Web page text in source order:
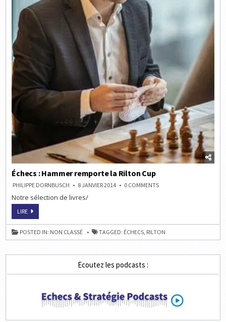
Échecs : Hammer remporte la Rilton Cup
PHILIPPE DORNBUSCH 8 JANVIER 2014 0 COMMENTSON
CUP
Notre sélection de livres/
LIREÉCHECS
HAMMER
REMPORTE
LA
RILTON
POSTED IN: NON CLASSÉ TAGGED: ÉCHECS RILTON
Ecoutez les podcasts :